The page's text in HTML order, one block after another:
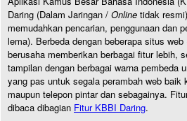
Daring (Dalam Jaringan / Online tidak
memudahkan pencarian, penggunaan dan
lema). Berbeda dengan beberapa situs web
berusaha memberikan berbagai fitur lebih,
tampilan dengan berbagai warna pembeda
yang pas untuk segala perambah web baik
maupun telepon pintar dan sebagainya.
dibaca dibagian Fitur KBBI Daring.